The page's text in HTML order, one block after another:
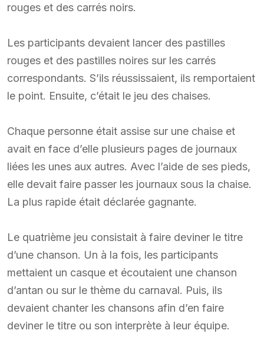
rouges et des carrés noirs.
Les participants devaient lancer des pastilles
rouges et des pastilles noires sur les carrés
correspondants. S’ils réussissaient, ils remportaient
le point. Ensuite, c’était le jeu des chaises.
Chaque personne était assise sur une chaise et
avait en face d’elle plusieurs pages de journaux
liées les unes aux autres. Avec l’aide de ses pieds,
elle devait faire passer les journaux sous la chaise.
La plus rapide était déclarée gagnante.
Le quatrième jeu consistait à faire deviner le titre
d’une chanson. Un à la fois, les participants
mettaient un casque et écoutaient une chanson
d’antan ou sur le thème du carnaval. Puis, ils
devaient chanter les chansons afin d’en faire
deviner le titre ou son interprète à leur équipe.